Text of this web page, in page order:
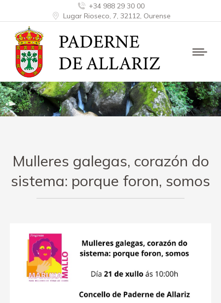
+34 988 29 30 00
Lugar Rioseco, 7, 32112, Ourense
Mulleres galegas, corazón do
sistema: porque foron, somos